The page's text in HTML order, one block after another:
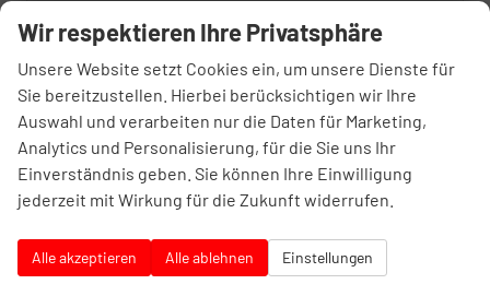
Jaecoo
Jeep
Kia
Lynk & Co
Wir respektieren Ihre Privatsphäre
Unsere Website setzt Cookies ein, um unsere Dienste für
Sie bereitzustellen. Hierbei berücksichtigen wir Ihre
Auswahl und verarbeiten nur die Daten für Marketing,
Analytics und Personalisierung, für die Sie uns Ihr
Einverständnis geben. Sie können Ihre Einwilligung
jederzeit mit Wirkung für die Zukunft widerrufen.
Alle akzeptieren Alle ablehnen Einstellungen